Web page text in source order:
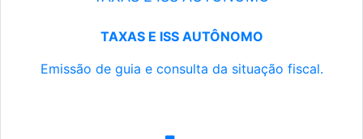
TAXAS E ISS AUTÔNOMO
Emissão de guia e consulta da situação fiscal.